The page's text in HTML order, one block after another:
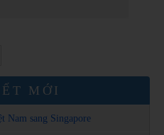
MỚI
Nam sang Singapore